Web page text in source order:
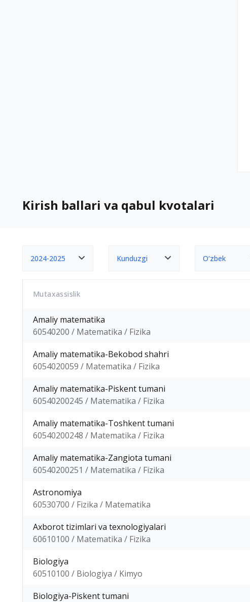
Kirish ballari va qabul kvotalari
2024-2025 Kunduzgi O‘zbek
Mutaxassislik
Amaliy matematika
60540200 / Matematika / Fizika
Amaliy matematika-Bekobod shahri
6054020059 / Matematika / Fizika
Amaliy matematika-Piskent tumani
60540200245 / Matematika / Fizika
Amaliy matematika-Toshkent tumani
60540200248 / Matematika / Fizika
Amaliy matematika-Zangiota tumani
60540200251 / Matematika / Fizika
Astronomiya
60530700 / Fizika / Matematika
Axborot tizimlari va texnologiyalari
60610100 / Matematika / Fizika
Biologiya
60510100 / Biologiya / Kimyo
Biologiya-Piskent tumani